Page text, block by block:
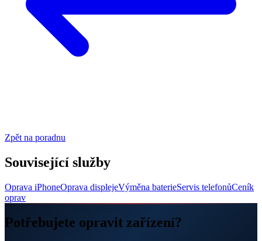
Zpět na poradnu
Související služby
Oprava iPhoneOprava displejeVýměna baterieServis telefonůCeník
oprav
Potřebujete opravit zařízení?